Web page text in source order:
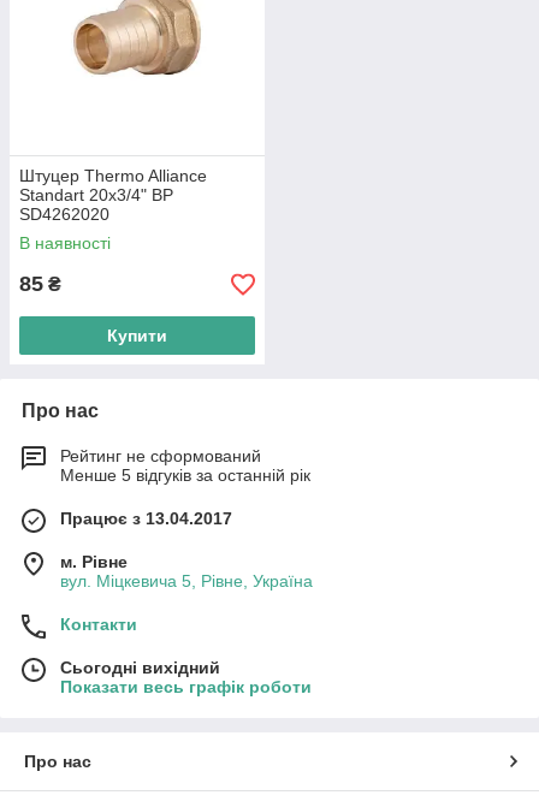
Штуцер Thermo Alliance
Standart 20х3/4" ВР
SD4262020
В наявності
85 ₴
Купити
Про нас
Рейтинг не сформований
Менше 5 відгуків за останній рік
Працює з 13.04.2017
м. Рівне
вул. Міцкевича 5, Рівне, Україна
Контакти
Сьогодні вихідний
Показати весь графік роботи
Про нас